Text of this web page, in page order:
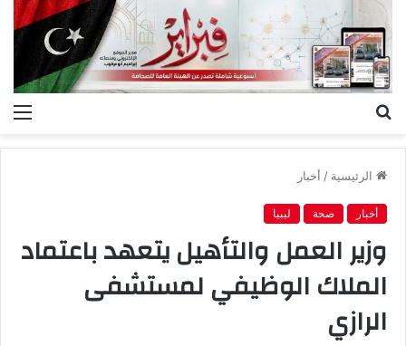
الرئيسية / أخبار
أخبار صحة ليبيا
وزير العمل والتأهيل يتعهد باعتماد
الملاك الوظيفي لمستشفى
الرازي